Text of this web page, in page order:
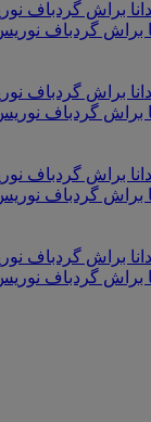
براش گردباف نوریس
براش گردباف
براش گردباف
براش گردباف نوریس |